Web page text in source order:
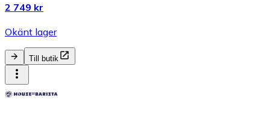
2 749 kr
Okänt lager
Till butik